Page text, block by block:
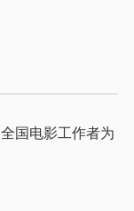
国电影工作者为